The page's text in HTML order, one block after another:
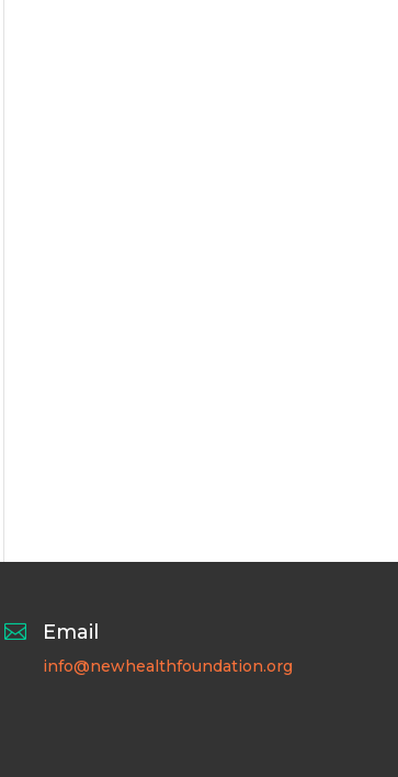
 Email
info@newhealthfoundation.org